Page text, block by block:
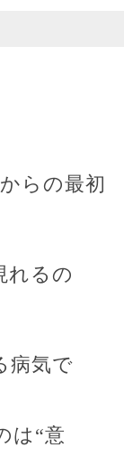
らの最初
れるの
病気で
は“意